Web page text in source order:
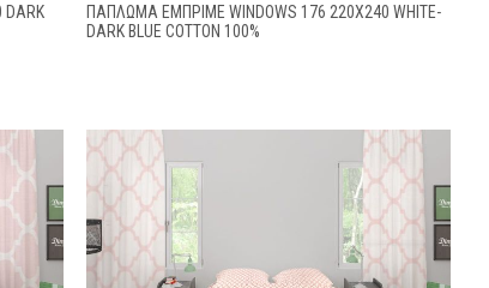
ΠΑΠΛΩΜΑ ΕΜΠΡΙΜΕ WINDOWS 176 220X240 WHITE-
DARK BLUE COTTON 100%